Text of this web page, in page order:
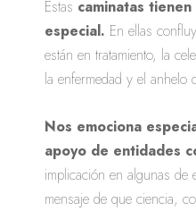
Estas caminatas
especial. En ellas
están en tratamiento, la
la enfermedad y el anhelo
Nos emociona
apoyo de entidades
implicación en algunas de
mensaje de que ciencia,